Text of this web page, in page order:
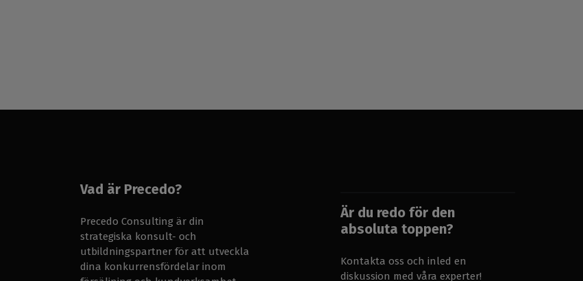
Vad är Precedo?
Precedo Consulting är din
strategiska konsult- och
utbildningspartner för att utveckla
dina konkurrensfördelar inom
Är du redo för den
absoluta toppen?
Kontakta oss och inled en
diskussion med våra experter!